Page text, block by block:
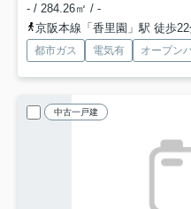
- / 284.26㎡ / -
京阪本線「香里園」駅 徒歩
都市ガス 電気有 オープン
中古一戸建